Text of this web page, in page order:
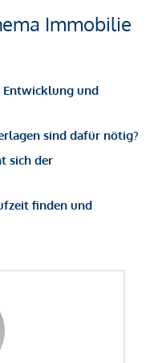
Immobilie
Entwicklung und
sind dafür nötig?
sich der
finden und